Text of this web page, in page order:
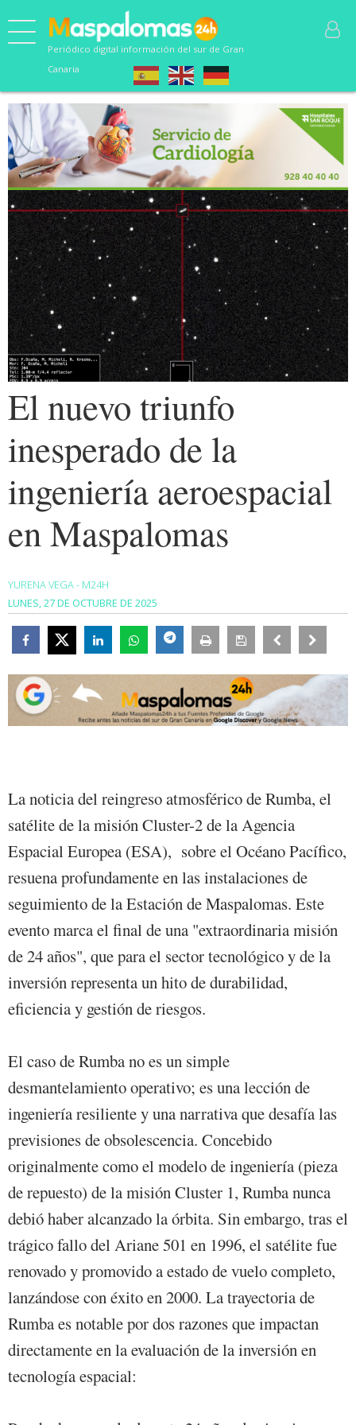
Periódico digital información del sur de Gran
Canaria
El nuevo triunfo
inesperado de la
ingeniería aeroespacial
en Maspalomas
YURENA VEGA - M24H
LUNES, 27 DE OCTUBRE DE 2025
La noticia del reingreso atmosférico de Rumba, el
satélite de la misión Cluster-2 de la Agencia
Espacial Europea (ESA), sobre el Océano Pacífico,
resuena profundamente en las instalaciones de
seguimiento de la Estación de Maspalomas. Este
evento marca el final de una "extraordinaria misión
de 24 años", que para el sector tecnológico y de la
inversión representa un hito de durabilidad,
eficiencia y gestión de riesgos.
El caso de Rumba no es un simple
desmantelamiento operativo; es una lección de
ingeniería resiliente y una narrativa que desafía las
previsiones de obsolescencia. Concebido
originalmente como el modelo de ingeniería (pieza
de repuesto) de la misión Cluster 1, Rumba nunca
debió haber alcanzado la órbita. Sin embargo, tras el
trágico fallo del Ariane 501 en 1996, el satélite fue
renovado y promovido a estado de vuelo completo,
lanzándose con éxito en 2000. La trayectoria de
Rumba es notable por dos razones que impactan
directamente en la evaluación de la inversión en
tecnología espacial: